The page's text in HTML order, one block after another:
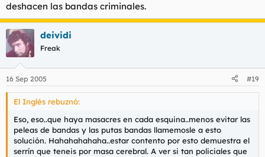
deshacen las bandas criminales.
deividi
Freak
16 Sep 2005 #19
El Inglés rebuznó:
Eso, eso..que haya masacres en cada esquina..menos evitar las
peleas de bandas y las putas bandas llamemosle a esto
solución. Hahahahahaha..estar contento por esto demuestra el
serrín que teneis por masa cerebral. A ver si tan policiales que